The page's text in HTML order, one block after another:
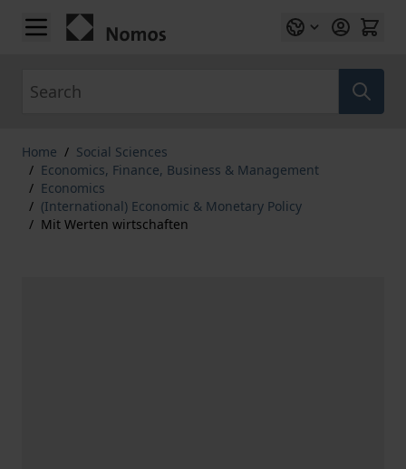
Skip to Content
Home / Social Sciences
/ Economics, Finance, Business & Management
/ Economics
/ (International) Economic & Monetary Policy
/ Mit Werten wirtschaften